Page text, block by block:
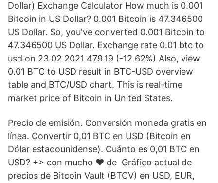
Dollar) Exchange Calculator How much is 0.001
Bitcoin in US Dollar? 0.001 Bitcoin is 47.346500
US Dollar. So, you've converted 0.001 Bitcoin to
47.346500 US Dollar. Exchange rate 0.01 btc to
usd on 23.02.2021 479.19 (-12.62%) Also, view
0.01 BTC to USD result in BTC-USD overview
table and BTC/USD chart. This is real-time
market price of Bitcoin in United States.
Precio de emisión. Conversión moneda gratis en
línea. Convertir 0,01 BTC en USD (Bitcoin en
Dólar estadounidense). Cuánto es 0,01 BTC en
USD? +> con mucho ♥ de Gráfico actual de
precios de Bitcoin Vault (BTCV) en USD, EUR,